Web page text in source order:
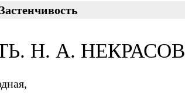
Застенчивость
Н. А. НЕКРАСОВ